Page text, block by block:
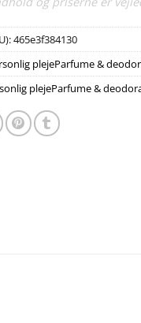
465e3f384130
plejeParfume &
plejeParfume &